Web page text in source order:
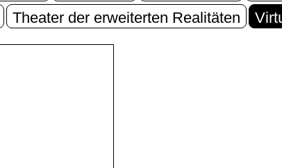
Theater der erweiterten Realitäten